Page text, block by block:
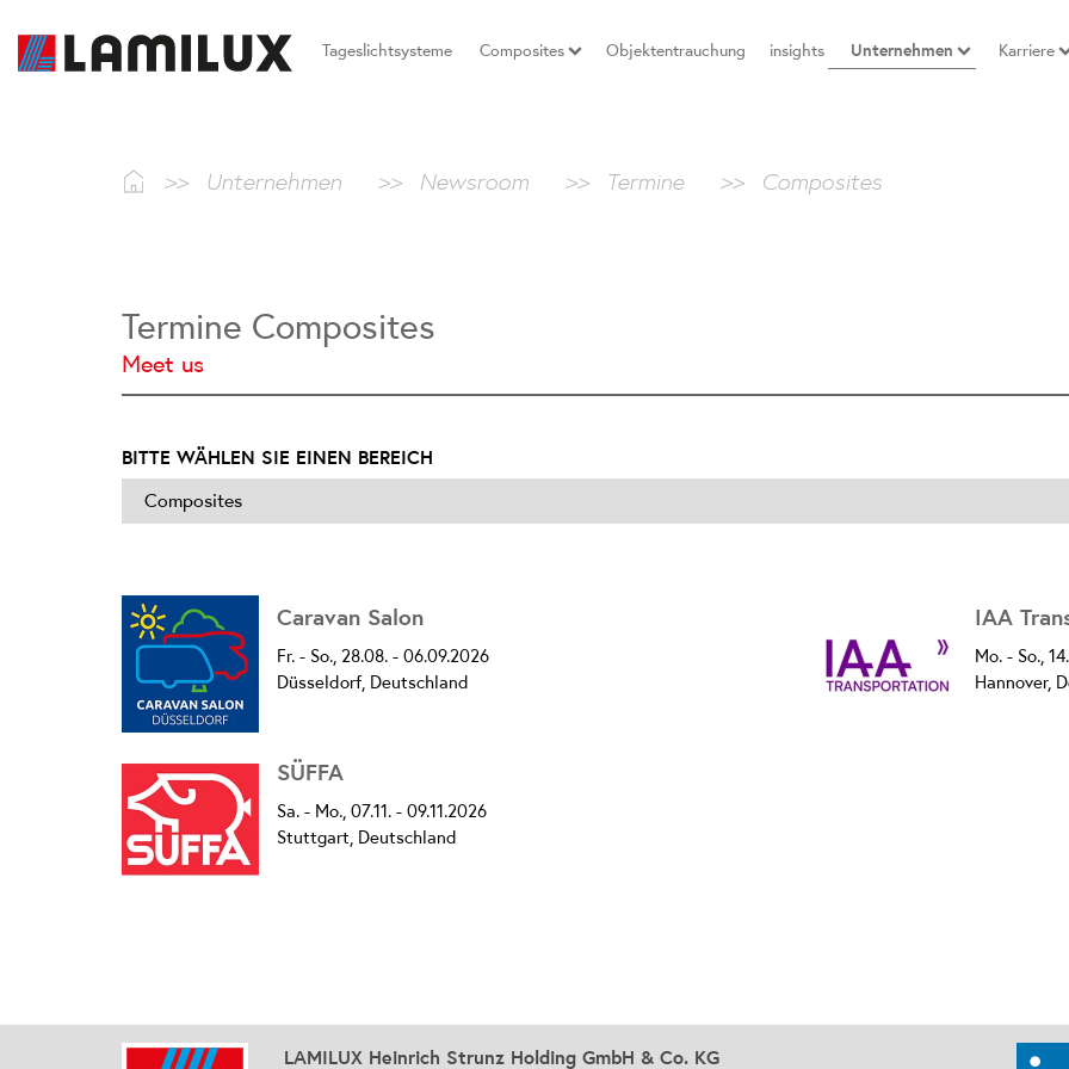
Tageslichtsysteme Composites Objektentrauchung insights Unternehmen Karriere
>> Unternehmen >> Newsroom >> Termine >> Composites
Termine Composites
Meet us
BITTE WÄHLEN SIE EINEN BEREICH
Composites
Caravan Salon
Fr. - So., 28.08. - 06.09.2026
Düsseldorf, Deutschland
IAA
Mo. - So.,
Hannover,
SÜFFA
Sa. - Mo., 07.11. - 09.11.2026
Stuttgart, Deutschland
LAMILUX Heinrich Strunz Holding GmbH & Co. KG